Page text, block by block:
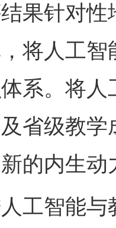
果针对
将人工
系。将
省级教
的内生动
智能与